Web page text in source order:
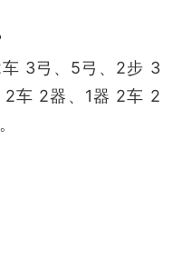
3弓、5弓、2步 3
车 2器、1器 2车 2